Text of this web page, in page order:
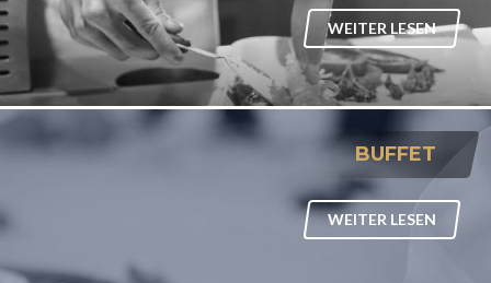
WEITER LESEN
BUFFET
WEITER LESEN